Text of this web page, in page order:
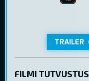
TRAILER
FILMI TUTVUSTUS